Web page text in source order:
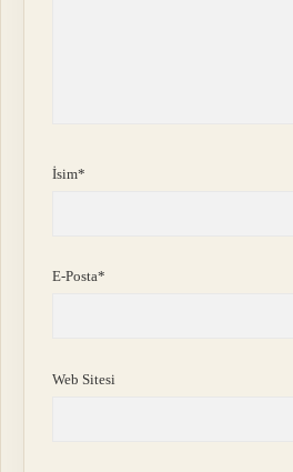
İsim*
E-Posta*
Web Sitesi